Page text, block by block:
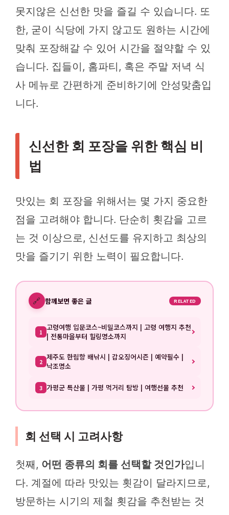
못지않은 신선한 맛을 즐길 수 있습니다. 또
한, 굳이 식당에 가지 않고도 원하는 시간에
맞춰 포장해갈 수 있어 시간을 절약할 수 있
습니다. 집들이, 홈파티, 혹은 주말 저녁 식
사 메뉴로 간편하게 준비하기에 안성맞춤입
니다.
신선한 회 포장을 위한 핵심 비
법
맛있는 회 포장을 위해서는 몇 가지 중요한
점을 고려해야 합니다. 단순히 횟감을 고르
는 것 이상으로, 신선도를 유지하고 최상의
맛을 즐기기 위한 노력이 필요합니다.
🔗 함께보면 좋은 글 RELATED
1 고령여행 입문코스~비밀코스까지 | 고령 여행지 추천
| 전통마을부터 힐링명소까지
2 제주도 한림항 배낚시 | 갑오징어시즌 | 예약필수 |
낙조명소
3 가평군 특산물 | 가평 먹거리 탐방 | 여행선물 추천
회 선택 시 고려사항
첫째, 어떤 종류의 회를 선택할 것인가입니
다. 계절에 따라 맛있는 횟감이 달라지므로,
방문하는 시기의 제철 횟감을 추천받는 것